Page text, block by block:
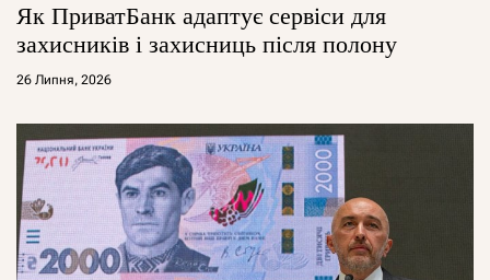
Як ПриватБанк адаптує сервіси для
захисників і захисниць після полону
26 Липня, 2026